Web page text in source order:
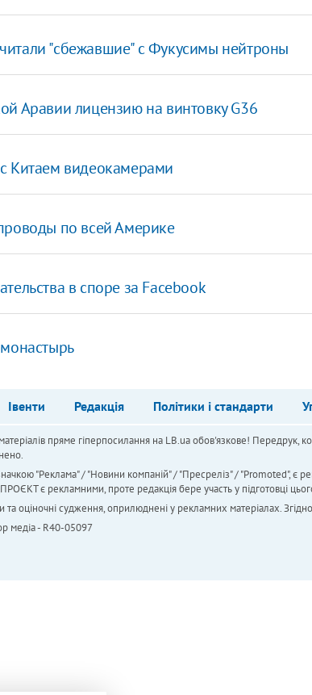
"сбежавшие" с Фукусимы нейтроны
Аравии лицензию на винтовку G36
Китаем видеокамерами
по всей Америке
в споре за Facebook
Івенти Редакція Політики і стандарти
пряме гіперпосилання на LB.ua обов'язкове! Передрук,
"Реклама" / "Новини компаній" / "Пресреліз" / "Promoted", є
є рекламними, проте редакція бере участь у підготовці
та оціночні судження, оприлюднені у рекламних матеріалах.
медіа - R40-05097